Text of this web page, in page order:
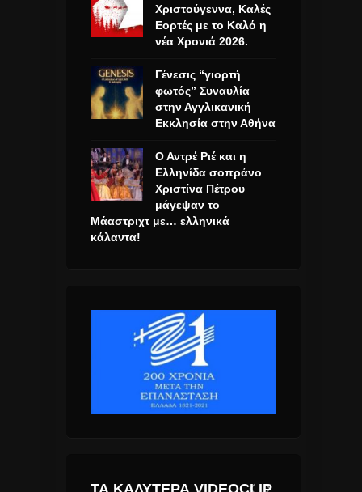
Χριστούγεννα, Καλές
Εορτές με το Καλό η
νέα Χρονιά 2026.
Γένεσις “γιορτή
φωτός” Συναυλία
στην Αγγλικανική
Εκκλησία στην Αθήνα
Ο Αντρέ Ριέ και η
Ελληνίδα σοπράνο
Χριστίνα Πέτρου
μάγεψαν το
Μάαστριχτ με… ελληνικά
κάλαντα!
ΤΑ ΚΑΛΎΤΕΡΑ VIDEOCLIP